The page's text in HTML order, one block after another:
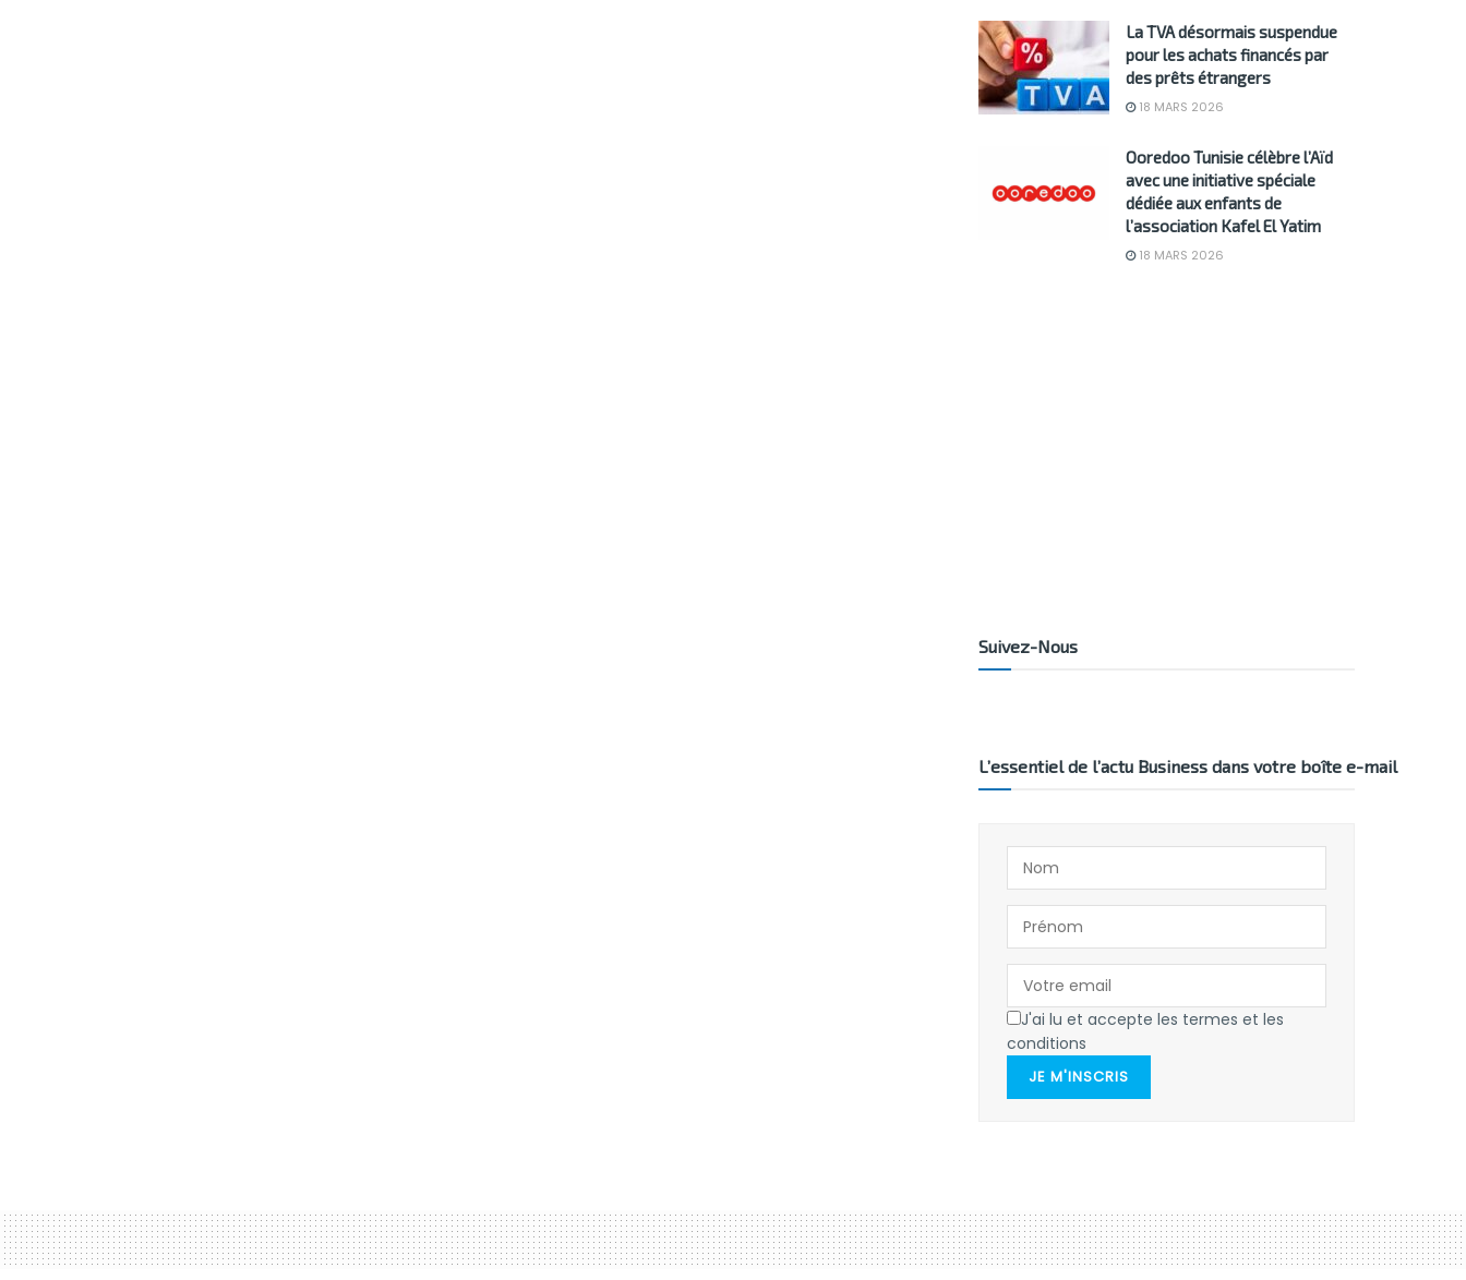
La TVA désormais suspendue
pour les achats financés par
des prêts étrangers
18 MARS 2026
Ooredoo Tunisie célèbre l’Aïd
avec une initiative spéciale
dédiée aux enfants de
l’association Kafel El Yatim
18 MARS 2026
Suivez-Nous
L’essentiel de l’actu Business dans votre boîte e-mail
J'ai lu et accepte les termes et les
conditions
JE M'INSCRIS